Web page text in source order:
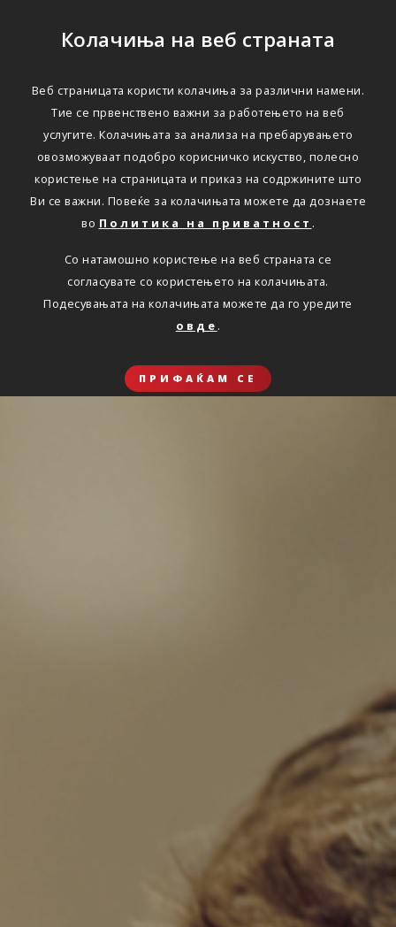
Колачиња на веб страната
Веб страницата користи колачиња за различни намени.
Тие се првенствено важни за работењето на веб
услугите. Колачињата за анализа на пребарувањето
овозможуваат подобро корисничко искуство, полесно
користење на страницата и приказ на содржините што
Ви се важни. Повеќе за колачињата можете да дознаете
во Политика на приватност .
Со натамошно користење на веб страната се
согласувате со користењето на колачињата.
Подесувањата на колачињата можете да го уредите
овде .
ПРИФАЌАМ СЕ